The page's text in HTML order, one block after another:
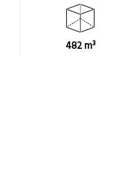
482 m³